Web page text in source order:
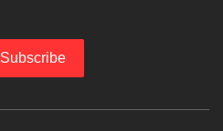
Subscribe